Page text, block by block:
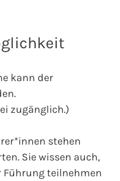
kann der
zugänglich.)
stehen
Sie wissen auch,
Führung teilnehmen